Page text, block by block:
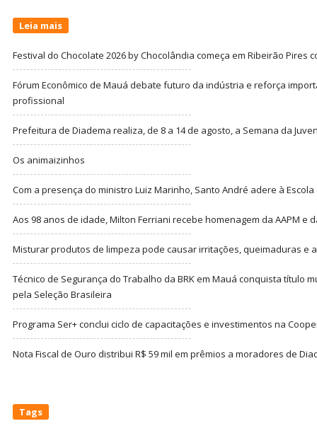
Leia mais
Festival do Chocolate 2026 by Chocolândia começa em Ribeirão Pires
Fórum Econômico de Mauá debate futuro da indústria e reforça
profissional
Prefeitura de Diadema realiza, de 8 a 14 de agosto, a Semana da
Os animaizinhos
Com a presença do ministro Luiz Marinho, Santo André adere à
Aos 98 anos de idade, Milton Ferriani recebe homenagem da AAPM e
Misturar produtos de limpeza pode causar irritações, queimaduras e
Técnico de Segurança do Trabalho da BRK em Mauá conquista título
pela Seleção Brasileira
Programa Ser+ conclui ciclo de capacitações e investimentos na
Nota Fiscal de Ouro distribui R$ 59 mil em prêmios a moradores de
Tags